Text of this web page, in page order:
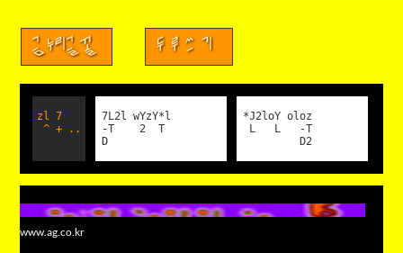
금누리글꼴 두루쓰기
zl 7
^ + ..
7L2l wYzY*l
-T 2 T
D
*J2loY oloz
L L -T
D2
www.ag.co.kr